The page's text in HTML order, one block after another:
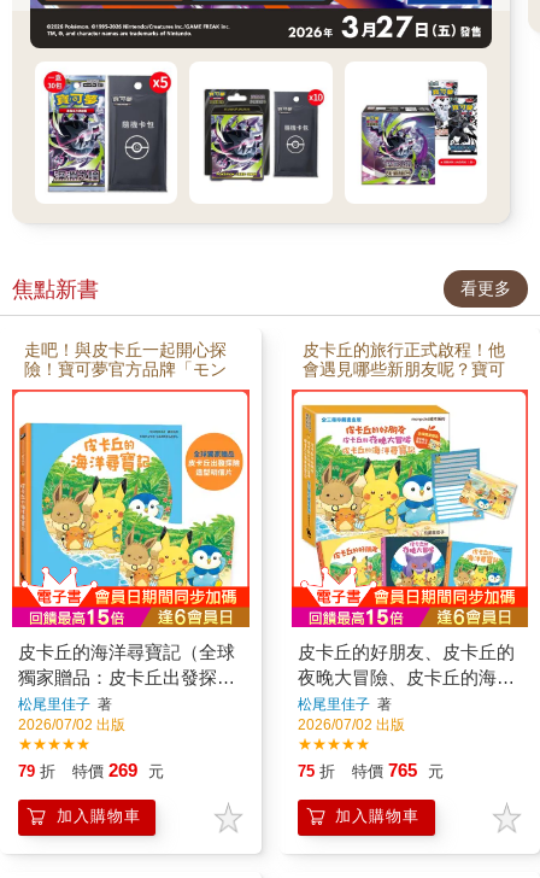
焦點新書 看更多
走吧！與皮卡丘一起開心探
險！寶可夢官方品牌「モン
ポケmonpoké」專為幼兒打
銷售突破560,000本！ 出發
尋寶去！圖圖犬和樂天河童
疊羅漢拿寶物，伊布與摩尼
尼互相幫忙。和朋友在一起
的感覺真好！全球獨家贈
品：皮卡丘出發探險造型明
信片（16 x 13 cm）=內容簡
介=皮卡丘、伊布、咚咚鼠與
新朋友發現了一張神祕的藏
寶圖，決定前往森林、海岸
洞窟、沙灘尋找寶藏。他們
能順利找到嗎？和朋友一起
展開的冒險之旅，又會發生
什麼事呢？寶可夢們發揮各
自的本領，齊心合作，克服
困難。尋寶大冒險，出發
囉！=本書特色=1.寶可夢公
司與品質嚴謹的百年出版社
小學館合作，打造適合幼兒
作家松尾里佳子，以紅紅的
臉頰、暈染的輪廓線，手繪
媒材的溫度，畫出與平常不
皮卡丘的海洋尋寶記（全球
獨家贈品：皮卡丘出發探險
造型明信片）
松尾里佳子 著
2026/07/02 出版
★★★★★
79 折 特價 269 元
加入購物車
皮卡丘的旅行正式啟程！他
會遇見哪些新朋友呢？寶可
夢官方品牌monpoké系列專
為幼兒設計的嶄新寶可夢故
事系列銷售突破560,000
本！共3本＋4項全球限定贈
品全球獨家贈品：全彩暖心
留言小卡（10 x 15cm）=本
書特色=1.寶可夢公司與品質
嚴謹的百年出版社小學館合
作，打造適合幼兒的皮卡丘
故事。2.人氣繪本作家松尾
里佳子，以紅紅的臉頰、暈
染的輪廓線，手繪媒材的溫
度，畫出與平常不一樣的皮
卡丘。附注音，適合3歲以
上。=內容簡介=《皮卡丘的
好朋友》（附贈皮卡丘與好
朋友貼紙）黃色的耳朵左右
搖動──皮卡丘搭著小船旅
行，在這片大海上，尋找最
適合自己的地方吧！伊布、
咚咚鼠、魔尼尼、圖圖犬、
發，一起玩耍，充滿驚喜的
快樂冒險！《皮卡丘的夜晚
大冒險》（附贈冒險時刻卡
皮卡丘的好朋友、皮卡丘的
夜晚大冒險、皮卡丘的海洋
尋寶記(全三冊珍藏書盒版全
球獨家贈品：暖心留言小
卡）
松尾里佳子著
2026/07/02 出版
★★★★★
75 折 特價 765 元
加入購物車